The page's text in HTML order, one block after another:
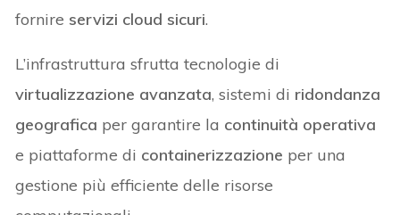
fornire servizi cloud sicuri.
L’infrastruttura sfrutta tecnologie di
virtualizzazione avanzata, sistemi di ridondanza
geografica per garantire la continuità operativa
e piattaforme di containerizzazione per una
gestione più efficiente delle risorse